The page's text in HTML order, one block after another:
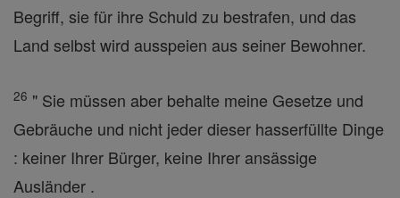
Begriff, sie für ihre Schuld zu bestrafen, und das
Land selbst wird ausspeien aus seiner Bewohner.
26 " Sie müssen aber behalte meine Gesetze und
Gebräuche und nicht jeder dieser hasserfüllte Dinge
: keiner Ihrer Bürger, keine Ihrer ansässige
Ausländer .